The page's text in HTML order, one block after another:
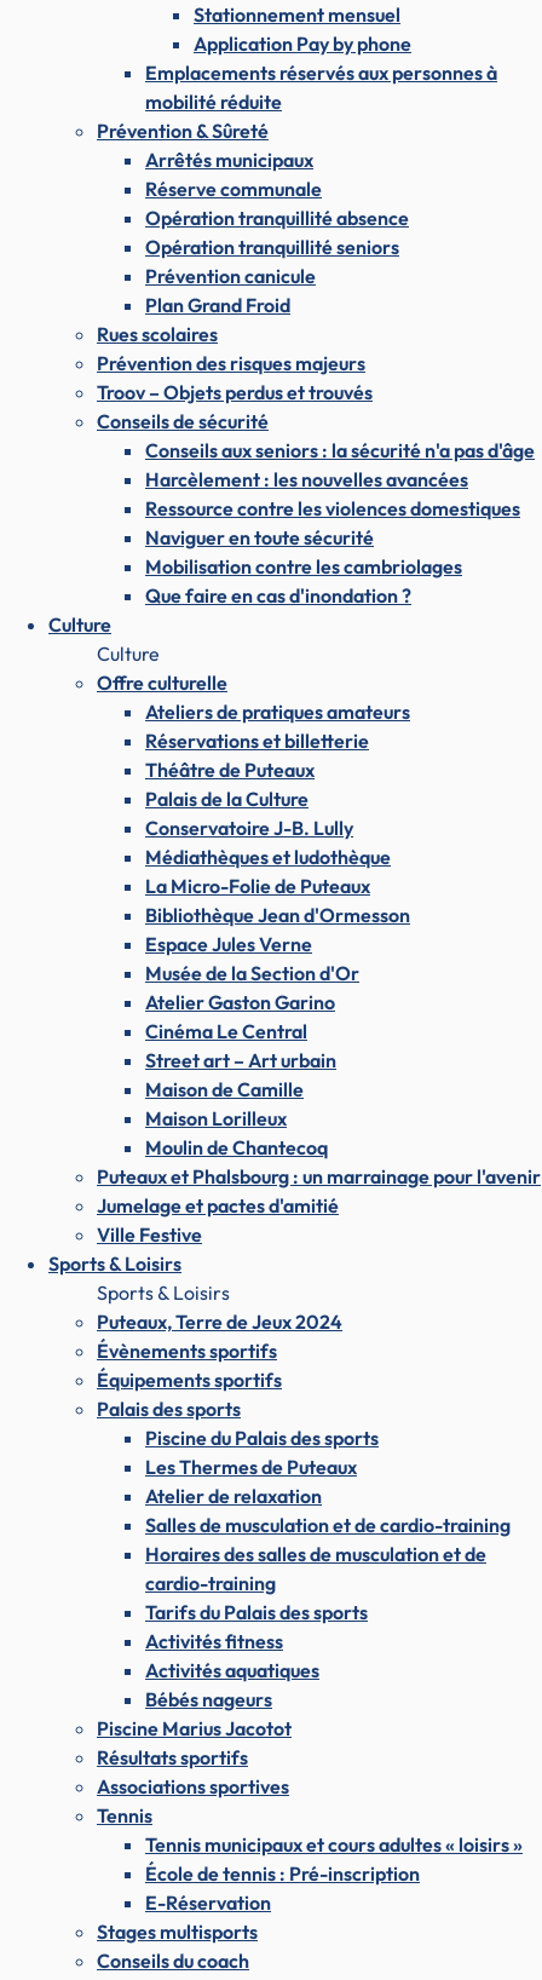
Stationnement mensuel
Application Pay by phone
Emplacements réservés aux personnes à
mobilité réduite
Prévention & Sûreté
Arrêtés municipaux
Réserve communale
Opération tranquillité absence
Opération tranquillité seniors
Prévention canicule
Plan Grand Froid
Rues scolaires
Prévention des risques majeurs
Troov – Objets perdus et trouvés
Conseils de sécurité
Conseils aux seniors : la sécurité n'a pas d'âge
Harcèlement : les nouvelles avancées
Ressource contre les violences domestiques
Naviguer en toute sécurité
Mobilisation contre les cambriolages
Que faire en cas d'inondation ?
Culture
Culture
Offre culturelle
Ateliers de pratiques amateurs
Réservations et billetterie
Théâtre de Puteaux
Palais de la Culture
Conservatoire J-B. Lully
Médiathèques et ludothèque
La Micro-Folie de Puteaux
Bibliothèque Jean d'Ormesson
Espace Jules Verne
Musée de la Section d'Or
Atelier Gaston Garino
Cinéma Le Central
Street art – Art urbain
Maison de Camille
Maison Lorilleux
Moulin de Chantecoq
Puteaux et Phalsbourg : un marrainage pour l'avenir
Jumelage et pactes d'amitié
Ville Festive
Sports & Loisirs
Sports & Loisirs
Puteaux, Terre de Jeux 2024
Évènements sportifs
Équipements sportifs
Palais des sports
Piscine du Palais des sports
Les Thermes de Puteaux
Atelier de relaxation
Salles de musculation et de cardio-training
Horaires des salles de musculation et de
cardio-training
Tarifs du Palais des sports
Activités fitness
Activités aquatiques
Bébés nageurs
Piscine Marius Jacotot
Résultats sportifs
Associations sportives
Tennis
Tennis municipaux et cours adultes « loisirs »
École de tennis : Pré-inscription
E-Réservation
Stages multisports
Conseils du coach